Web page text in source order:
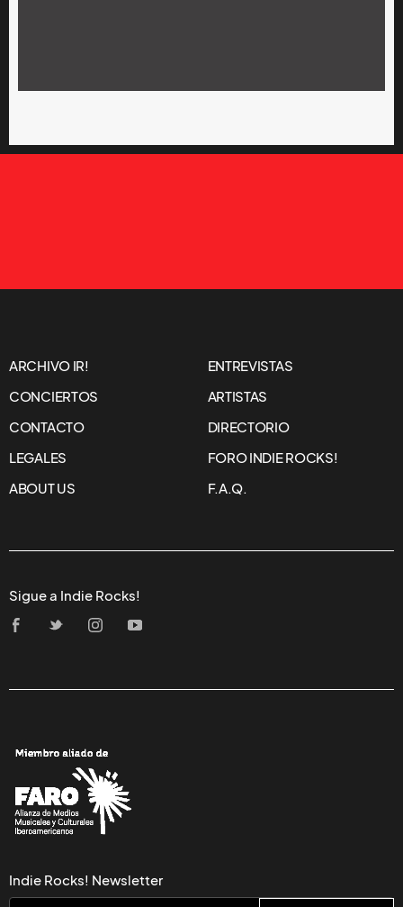
ARCHIVO IR!
ENTREVISTAS
CONCIERTOS
ARTISTAS
CONTACTO
DIRECTORIO
LEGALES
FORO INDIE ROCKS!
ABOUT US
F.A.Q.
Sigue a Indie Rocks!
Indie Rocks! Newsletter